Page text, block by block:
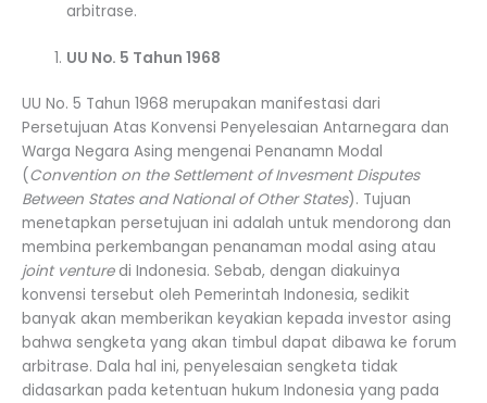
arbitrase.
UU No. 5 Tahun 1968
UU No. 5 Tahun 1968 merupakan manifestasi dari
Persetujuan Atas Konvensi Penyelesaian Antarnegara dan
Warga Negara Asing mengenai Penanamn Modal
(Convention on the Settlement of Invesment Disputes
Between States and National of Other States). Tujuan
menetapkan persetujuan ini adalah untuk mendorong dan
membina perkembangan penanaman modal asing atau
joint venture di Indonesia. Sebab, dengan diakuinya
konvensi tersebut oleh Pemerintah Indonesia, sedikit
banyak akan memberikan keyakian kepada investor asing
bahwa sengketa yang akan timbul dapat dibawa ke forum
arbitrase. Dala hal ini, penyelesaian sengketa tidak
didasarkan pada ketentuan hukum Indonesia yang pada